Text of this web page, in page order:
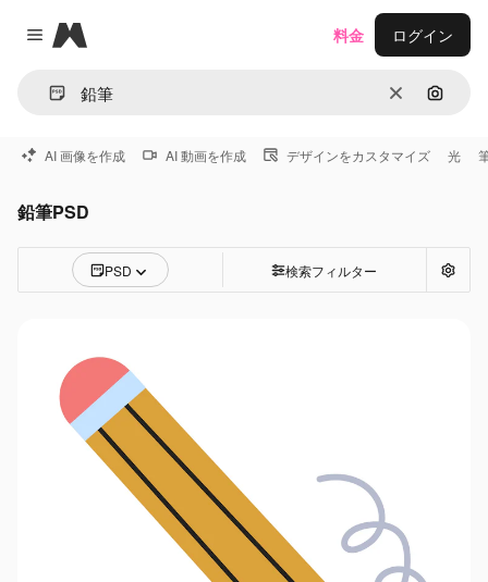
Close menu
Magnific
消去 画像で
料金 ログイン
AI 画像を作成 AI 動画を作成 デザインをカスタマイズ 光
鉛筆PSD
PSD 検索フィルター